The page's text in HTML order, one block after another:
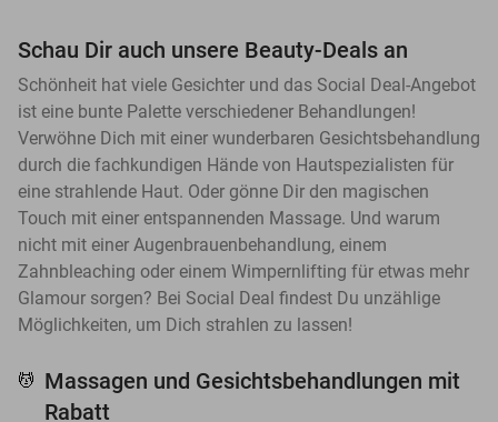
Schau Dir auch unsere Beauty-Deals an
Schönheit hat viele Gesichter und das Social Deal-Angebot
ist eine bunte Palette verschiedener Behandlungen!
Verwöhne Dich mit einer wunderbaren Gesichtsbehandlung
durch die fachkundigen Hände von Hautspezialisten für
eine strahlende Haut. Oder gönne Dir den magischen
Touch mit einer entspannenden Massage. Und warum
nicht mit einer Augenbrauenbehandlung, einem
Zahnbleaching oder einem Wimpernlifting für etwas mehr
Glamour sorgen? Bei Social Deal findest Du unzählige
Möglichkeiten, um Dich strahlen zu lassen!
💆 Massagen und Gesichtsbehandlungen mit
Rabatt